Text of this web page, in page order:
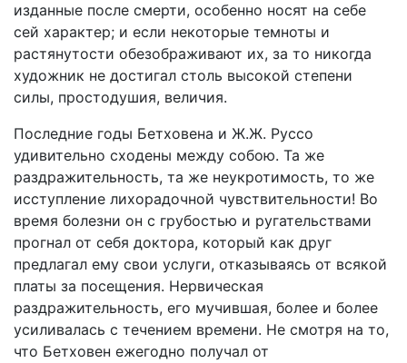
изданные после смерти, особенно носят на себе
сей характер; и если некоторые темноты и
растянутости обезображивают их, за то никогда
художник не достигал столь высокой степени
силы, простодушия, величия.
Последние годы Бетховена и Ж.Ж. Руссо
удивительно сходены между собою. Та же
раздражительность, та же неукротимость, то же
исступление лихорадочной чувствительности! Во
время болезни он с грубостью и ругательствами
прогнал от себя доктора, который как друг
предлагал ему свои услуги, отказываясь от всякой
платы за посещения. Нервическая
раздражительность, его мучившая, более и более
усиливалась с течением времени. Не смотря на то,
что Бетховен ежегодно получал от